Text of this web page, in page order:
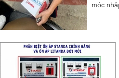
móc